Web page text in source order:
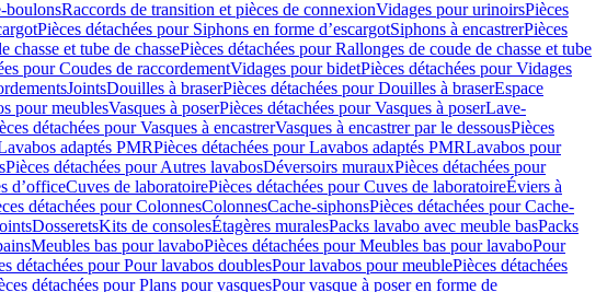
boulonsRaccords de transition et pièces de connexionVidages pour urinoirsPièces
Pièces détachées pour Siphons en forme d’escargotSiphons à encastrerPièces
chasse et tube de chassePièces détachées pour Rallonges de coude de chasse et tube
pour Coudes de raccordementVidages pour bidetPièces détachées pour Vidages
JointsDouilles à braserPièces détachées pour Douilles à braserEspace
pour meublesVasques à poserPièces détachées pour Vasques à poserLave-
détachées pour Vasques à encastrerVasques à encastrer par le dessousPièces
adaptés PMRPièces détachées pour Lavabos adaptés PMRLavabos pour
Pièces détachées pour Autres lavabosDéversoirs murauxPièces détachées pour
dʼofficeCuves de laboratoirePièces détachées pour Cuves de laboratoireÉviers à
détachées pour ColonnesColonnesCache-siphonsPièces détachées pour Cache-
DosseretsKits de consolesÉtagères muralesPacks lavabo avec meuble basPacks
Meubles bas pour lavaboPièces détachées pour Meubles bas pour lavaboPour
détachées pour Pour lavabos doublesPour lavabos pour meublePièces détachées
détachées pour Plans pour vasquesPour vasque à poser en forme de